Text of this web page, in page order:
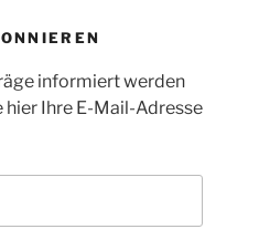
informiert werden
Ihre E-Mail-Adresse